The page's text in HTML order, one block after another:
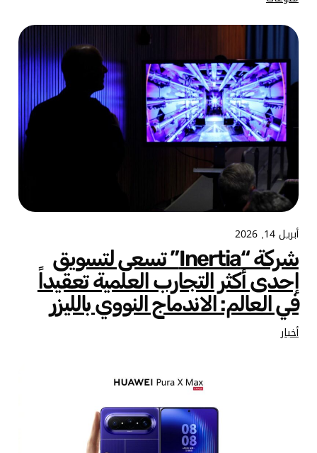
أبريل 14, 2026
شركة “Inertia” تسعى لتسويق
إحدى أكثر التجارب العلمية تعقيداً
في العالم: الاندماج النووي بالليزر
أخبار